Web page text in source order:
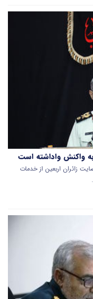
به واکنش واداشته است
زائران اربعین از خدمات